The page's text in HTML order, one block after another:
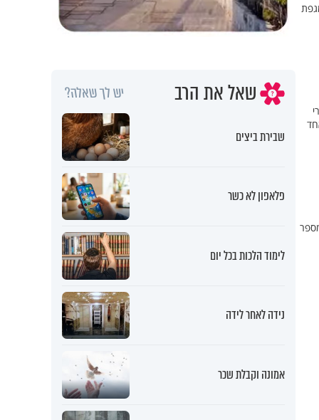
שאל את הרב יש לך שאלה?
שבירת ביצים
פלאפון לא כשר
לימוד הלכות בכל יום
נידה לאחר לידה
אמונה וקבלת שכר